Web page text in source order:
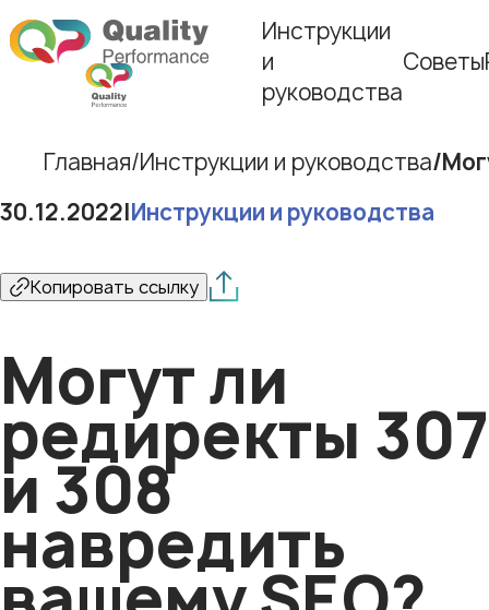
Инструкции
и
руководства
Советы
Главная Инструкции и руководства
30.12.2022|Инструкции и руководства
Копировать ссылку
Могут ли
редиректы 307
и 308
навредить